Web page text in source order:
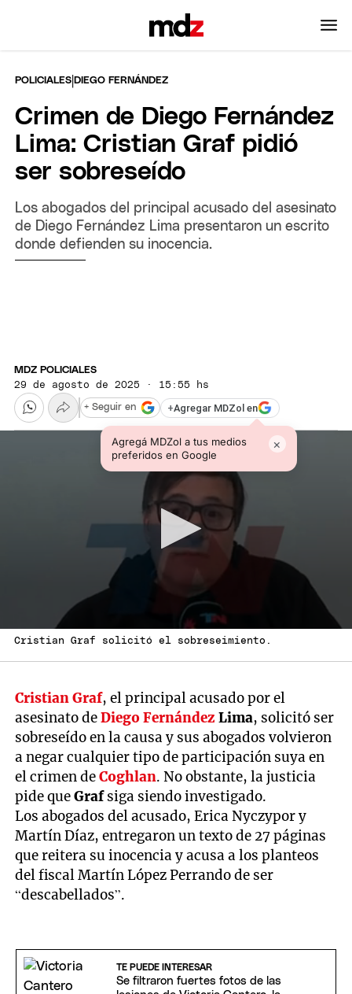
POLICIALES |DIEGO FERNÁNDEZ
Crimen de Diego Fernández
Lima: Cristian Graf pidió
ser sobreseído
Los abogados del principal acusado del asesinato
de Diego Fernández Lima presentaron un escrito
donde defienden su inocencia.
MDZ POLICIALES
29 de agosto de 2025 · 15:55 hs
+Agregar MDZol en
Agregá MDZol a tus medios
preferidos en Google
×
+ Seguir en
Cristian Graf solicitó el sobreseimiento.
Cristian Graf, el principal acusado por el
asesinato deDiego Fernández Lima, solicitó ser
sobreseído en la causa y sus abogados volvieron
a negar cualquier tipo de participación suya en
el crimen deCoghlan. No obstante, la justicia
pide queGrafsiga siendo investigado.
Los abogados del acusado, Erica Nyczypor y
Martín Díaz, entregaron un texto de 27 páginas
que reitera su inocencia y acusa a los planteos
del fiscal Martín López Perrando de ser
“descabellados”.
TE PUEDE INTERESAR
Se filtraron fuertes fotos de las